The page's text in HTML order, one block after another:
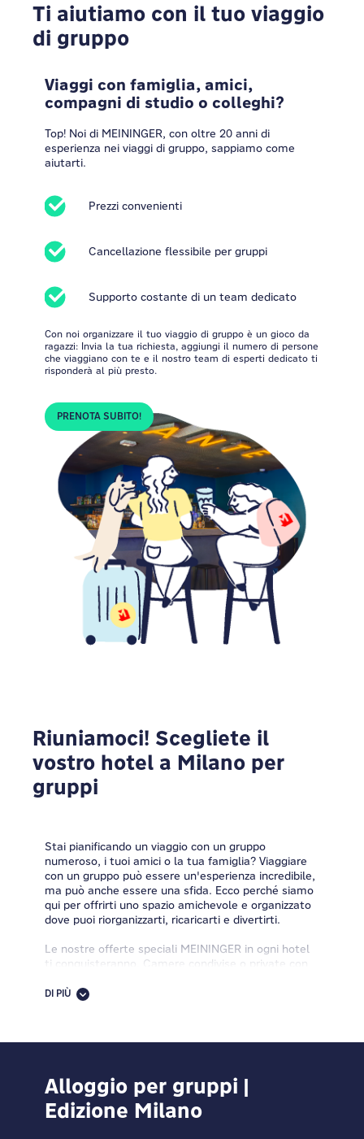
Ti aiutiamo con il tuo viaggio
di gruppo
Viaggi con famiglia, amici,
compagni di studio o colleghi?
Top! Noi di MEININGER, con oltre 20 anni di
esperienza nei viaggi di gruppo, sappiamo come
aiutarti.
Prezzi convenienti
Cancellazione flessibile per gruppi
Supporto costante di un team dedicato
Con noi organizzare il tuo viaggio di gruppo è un gioco da
ragazzi: Invia la tua richiesta, aggiungi il numero di persone
che viaggiano con te e il nostro team di esperti dedicato ti
risponderà al più presto.
PRENOTA SUBITO!
Riuniamoci! Scegliete il
vostro hotel a Milano per
gruppi
Stai pianificando un viaggio con un gruppo
numeroso, i tuoi amici o la tua famiglia? Viaggiare
con un gruppo può essere un'esperienza incredibile,
ma può anche essere una sfida. Ecco perché siamo
qui per offrirti uno spazio amichevole e organizzato
dove puoi riorganizzarti, ricaricarti e divertirti.
Le nostre offerte speciali MEININGER in ogni hotel
ti conquisteranno. Camere condivise o private con
comuni, atmosfera amichevole, zone gioco, mezza
Cerchi idee e consigli per il tuo prossimo viaggio di
gruppo? Vuoi ricevere informazioni su destinazioni ed
DI PIÙ
Alloggio per gruppi |
Edizione Milano